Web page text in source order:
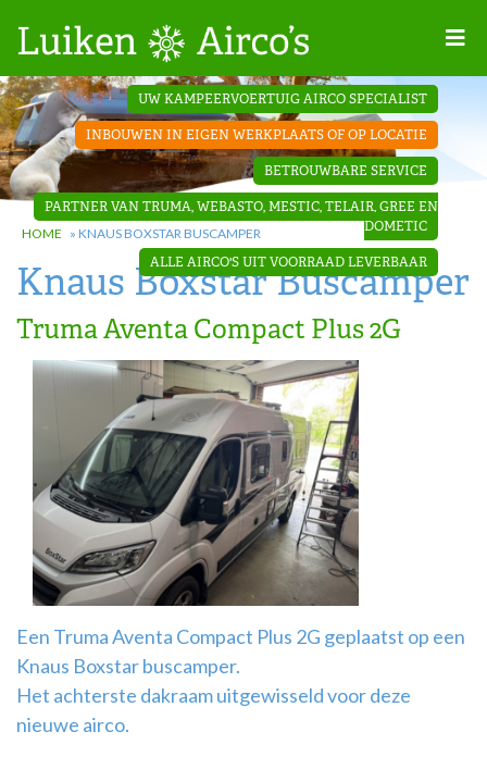
Projecten
Contact
Dakopbouw
airco’s
‘Onder de
bank’ airco’s
Airco
UW KAMPEERVOERTUIG AIRCO SPECIALIST
INBOUWEN IN EIGEN WERKPLAATS OF OP LOCATIE
BETROUWBARE SERVICE
PARTNER VAN TRUMA, WEBASTO, MESTIC, TELAIR, GREE EN
DOMETIC
ALLE AIRCO'S UIT VOORRAAD LEVERBAAR
HOME » KNAUS BOXSTAR BUSCAMPER
Knaus Boxstar Buscamper
Truma Aventa Compact Plus 2G
Een Truma Aventa Compact Plus 2G geplaatst op een
Knaus Boxstar buscamper.
Het achterste dakraam uitgewisseld voor deze
nieuwe airco.